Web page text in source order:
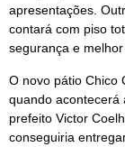
apresentações.
contará com piso
segurança e
O novo pátio Chico
quando acontecerá
prefeito Victor
conseguiria